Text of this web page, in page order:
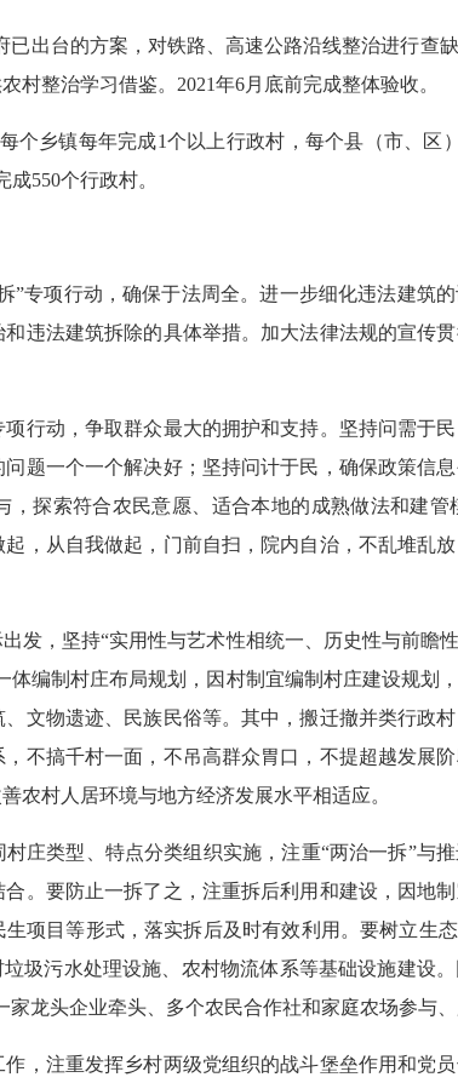
台的方案，对铁路、高速公路沿线整治进行查
村整治学习借鉴。2021年6月底前完成整体验收。
乡镇每年完成1个以上行政村，每个县（市、区
550个行政村。
项行动，确保于法周全。进一步细化违法建筑
违法建筑拆除的具体举措。加大法律法规的宣传
动，争取群众最大的拥护和支持。坚持问需于
题一个一个解决好；坚持问计于民，确保政策信
探索符合农民意愿、适合本地的成熟做法和建
，从自我做起，门前自扫，院内自治，不乱堆乱
，坚持“实用性与艺术性相统一、历史性与前瞻
体编制村庄布局规划，因村制宜编制村庄建设规划
文物遗迹、民族民俗等。其中，搬迁撤并类行政
不搞千村一面，不吊高群众胃口，不提超越发展
农村人居环境与地方经济发展水平相适应。
类型、特点分类组织实施，注重“两治一拆”与
。要防止一拆了之，注重拆后利用和建设，因地
项目等形式，落实拆后及时有效利用。要树立生
圾污水处理设施、农村物流体系等基础设施建设
龙头企业牵头、多个农民合作社和家庭农场参与
注重发挥乡村两级党组织的战斗堡垒作用和党